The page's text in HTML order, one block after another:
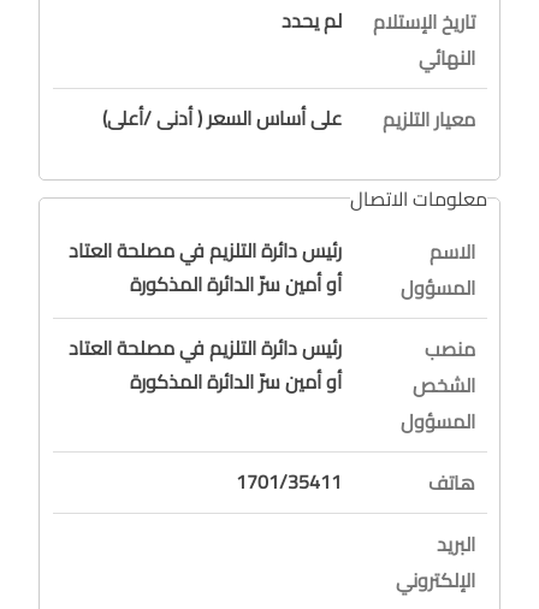
تاريخ الإستلام
النهائي
لم يحدد
معيار التلزيم على أساس السعر ( أدنى /أعلى)
معلومات الاتصال
الاسم
المسؤول
رئيس دائرة التلزيم في مصلحة العتاد
أو أمين سرّ الدائرة المذكورة
منصب
الشخص
المسؤول
رئيس دائرة التلزيم في مصلحة العتاد
أو أمين سرّ الدائرة المذكورة
هاتف
1701/35411
البريد
الإلكتروني